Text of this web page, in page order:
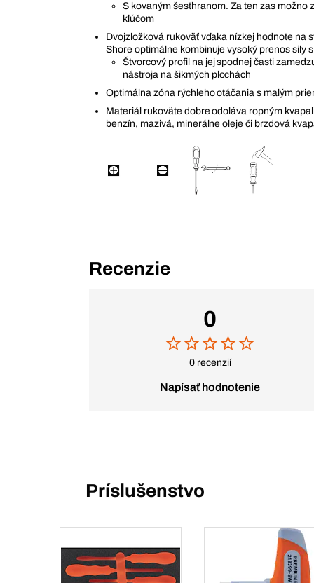
S kovaným šesťhranom. Za ten zas možno
kľúčom
Dvojzložková rukoväť vďaka nízkej hodnote na
Shore optimálne kombinuje vysoký prenos sily
Štvorcový profil na jej spodnej časti
nástroja na šikmých plochách
Optimálna zóna rýchleho otáčania s malým
Materiál rukoväte dobre odoláva ropným
benzín, mazivá, minerálne oleje či brzdová
Recenzie
0
0 recenzií
Napísať hodnotenie
Príslušenstvo